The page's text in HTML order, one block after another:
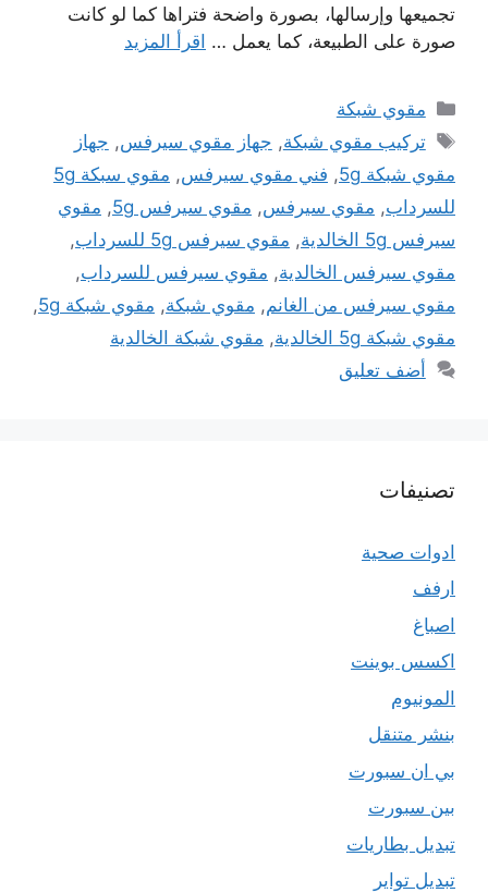
تجميعها وإرسالها، بصورة واضحة فتراها كما لو كانت
صورة على الطبيعة، كما يعمل … اقرأ المزيد
التصنيفات
مقوي شبكة
الوسوم
تركيب مقوي شبكة, جهاز مقوي سيرفس, جهاز
مقوي شبكة 5g
, فني مقوي سيرفس,
مقوي سبكة 5g
للسرداب, مقوي سيرفس, مقوي سيرفس 5g , مقوي
سيرفس 5g الخالدية
, مقوي سيرفس 5g للسرداب
,
مقوي سيرفس الخالدية, مقوي سيرفس للسرداب,
مقوي سيرفس من الغانم, مقوي شبكة, مقوي شبكة 5g
,
مقوي شبكة 5g الخالدية
, مقوي شبكة الخالدية
أضف تعليق
تصنيفات
ادوات صحية
ارفف
اصباغ
اكسس بوينت
المونيوم
بنشر متنقل
بي ان سبورت
بين سبورت
تبديل بطاريات
تبديل تواير